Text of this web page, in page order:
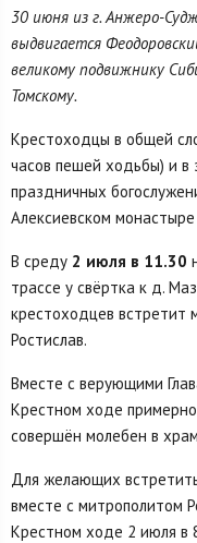
30 июня из г. Анжеро-
выдвигается
великому подвижнику
Томскому.
Крестоходцы в общей
часов пешей ходьбы) и в
праздничных
Алексиевском
В среду 2 июля в 11.30
трассе у свёртка к д.
крестоходцев встретит
Ростислав.
Вместе с верующими
Крестном ходе
совершён молебен в
Для желающих
вместе с митрополитом
Крестном ходе 2 июля в